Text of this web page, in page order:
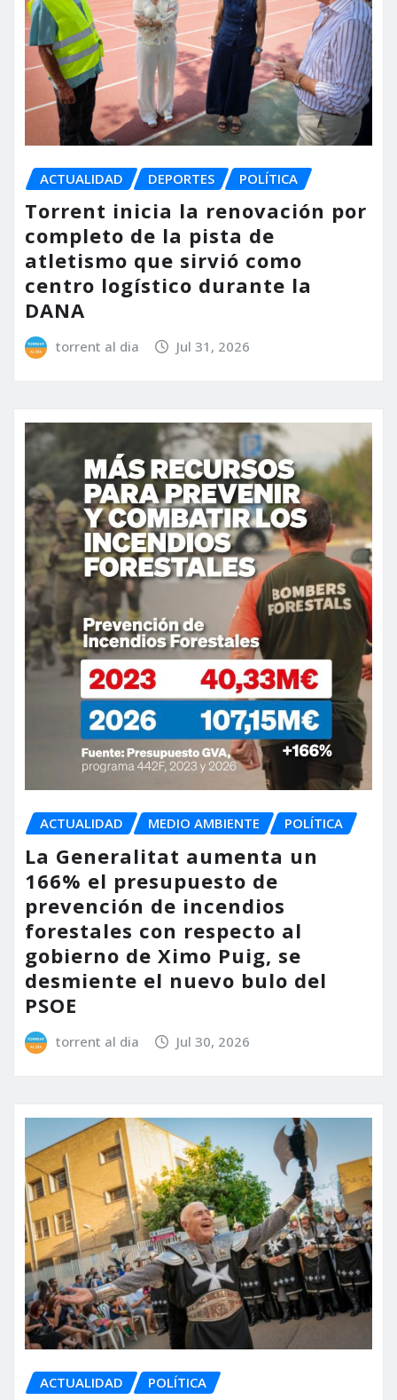
ACTUALIDAD DEPORTES POLÍTICA
Torrent inicia la renovación por
completo de la pista de
atletismo que sirvió como
centro logístico durante la
DANA
torrent al dia Jul 31, 2026
ACTUALIDAD MEDIO AMBIENTE POLÍTICA
La Generalitat aumenta un
166% el presupuesto de
prevención de incendios
forestales con respecto al
gobierno de Ximo Puig, se
desmiente el nuevo bulo del
PSOE
torrent al dia Jul 30, 2026
ACTUALIDAD POLÍTICA